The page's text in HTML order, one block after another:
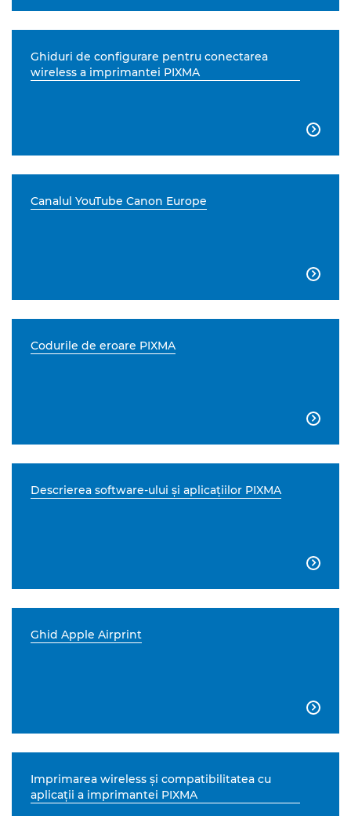
Ghiduri de configurare pentru conectarea
wireless a imprimantei PIXMA

Canalul YouTube Canon Europe

Codurile de eroare PIXMA

Descrierea software-ului şi aplicaţiilor PIXMA

Ghid Apple Airprint

Imprimarea wireless şi compatibilitatea cu
aplicaţii a imprimantei PIXMA